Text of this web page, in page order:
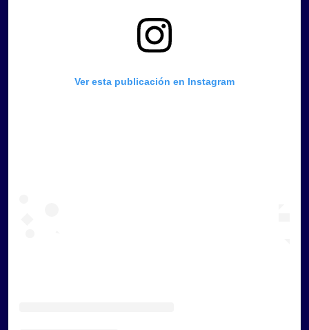
Ver esta publicación en Instagram